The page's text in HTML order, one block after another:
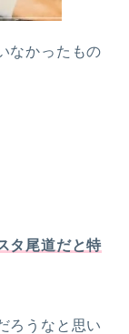
なかったもの
タ尾道だと特
ろうなと思い